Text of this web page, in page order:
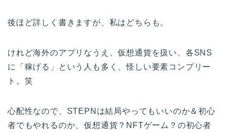
後ほど詳しく書きますが、私はどちらも。
けれど海外のアプリなうえ、仮想通貨を扱い、各SNS
に「稼げる」という人も多く、怪しい要素コンプリー
ト。笑
心配性なので、STEPNは結局やってもいいのか＆初心
者でもやれるのか、仮想通貨？NFTゲーム？の初心者